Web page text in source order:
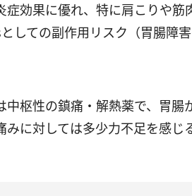
症効果に優れ、特に肩こりや筋
しての副作用リスク（胃腸障
中枢性の鎮痛・解熱薬で、胃
に対しては多少力不足を感じ